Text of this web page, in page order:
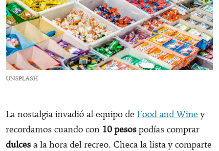
UNSPLASH
La nostalgia invadió al equipo de Food and Wine y
recordamos cuando con 10 pesos podías comprar
dulces a la hora del recreo. Checa la lista y comparte